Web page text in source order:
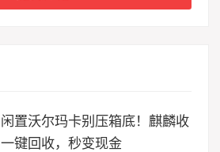
闲置沃尔玛卡别压箱底！麒麟收
一键回收，秒变现金